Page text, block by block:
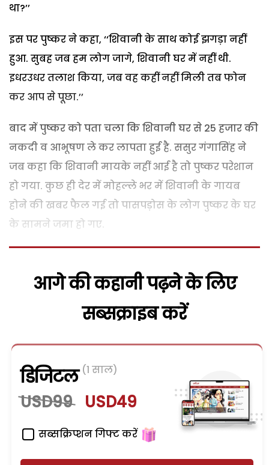
था?’’
इस पर पुष्कर ने कहा, ‘‘शिवानी के साथ कोई झगड़ा नहीं
हुआ. सुबह जब हम लोग जागे, शिवानी घर में नहीं थी.
इधरउधर तलाश किया, जब वह कहीं नहीं मिली तब फोन
कर आप से पूछा.’’
बाद में पुष्कर को पता चला कि शिवानी घर से 25 हजार की
नकदी व आभूषण ले कर लापता हुई है. ससुर गंगासिंह ने
जब कहा कि शिवानी मायके नहीं आई है तो पुष्कर परेशान
हो गया. कुछ ही देर में मोहल्ले भर में शिवानी के गायब
होने की खबर फैल गई तो पासपड़ोस के लोग पुष्कर के घर
के सामने जमा हो गए.
आगे की कहानी पढ़ने के लिए
सब्सक्राइब करें
डिजिटल (1 साल)
USD99 USD49
सब्सक्रिप्शन गिफ्ट करें